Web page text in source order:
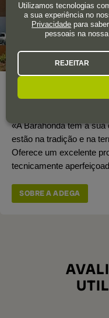
«A Barahonda tem a
estão na tradição e na
Oferece um excelente
tecnicamente
SOBRE A ADEGA
Utilizamos tecnologias
a sua experiência no
Privacidade para
pessoais na
REJEITAR